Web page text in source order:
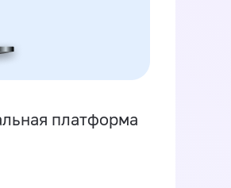
платформа